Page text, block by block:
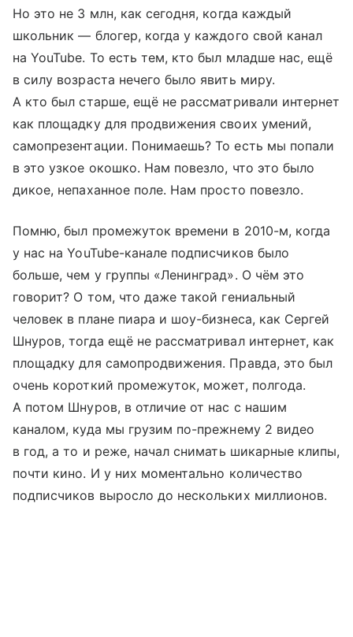
Но это не 3 млн, как сегодня, когда каждый
школьник — блогер, когда у каждого свой канал
на YouTube. То есть тем, кто был младше нас, ещё
в силу возраста нечего было явить миру.
А кто был старше, ещё не рассматривали интернет
как площадку для продвижения своих умений,
самопрезентации. Понимаешь? То есть мы попали
в это узкое окошко. Нам повезло, что это было
дикое, непаханное поле. Нам просто повезло.
Помню, был промежуток времени в 2010-м, когда
у нас на YouTube-канале подписчиков было
больше, чем у группы «Ленинград». О чём это
говорит? О том, что даже такой гениальный
человек в плане пиара и шоу-бизнеса, как Сергей
Шнуров, тогда ещё не рассматривал интернет, как
площадку для самопродвижения. Правда, это был
очень короткий промежуток, может, полгода.
А потом Шнуров, в отличие от нас с нашим
каналом, куда мы грузим по-прежнему 2 видео
в год, а то и реже, начал снимать шикарные клипы,
почти кино. И у них моментально количество
подписчиков выросло до нескольких миллионов.